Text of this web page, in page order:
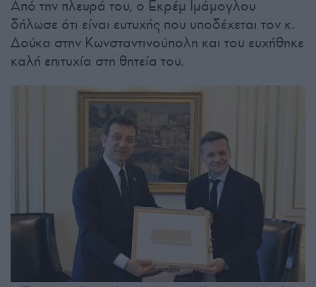
Από την πλευρά του, ο Εκρέμ Ιμάμογλου
δήλωσε ότι είναι ευτυχής που υποδέχεται τον κ.
Δούκα στην Κωνσταντινούπολη και του ευχήθηκε
καλή επιτυχία στη θητεία του.